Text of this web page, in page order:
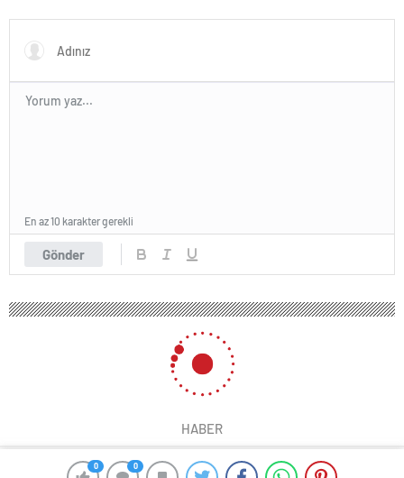
0 0
Gönder
En az 10 karakter gerekli
HABER